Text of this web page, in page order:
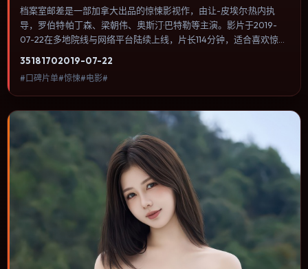
档案室邮差是一部加拿大出品的惊悚影视作，由让-皮埃尔·热内执
导，罗伯特·帕丁森、梁朝伟、奥斯汀·巴特勒等主演。影片于2019-
07-22在多地院线与网络平台陆续上线，片长114分钟，适合喜欢惊悚
情节推进，节奏与视听语言统一，可作为休闲观影或类型片补片的选
择。
35181702019-07-22
#口碑片单#惊悚#电影#